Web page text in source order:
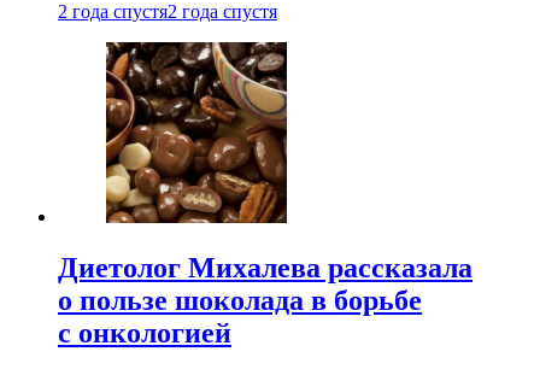
2 года спустя2 года спустя
Диетолог Михалева рассказала
о пользе шоколада в борьбе
с онкологией